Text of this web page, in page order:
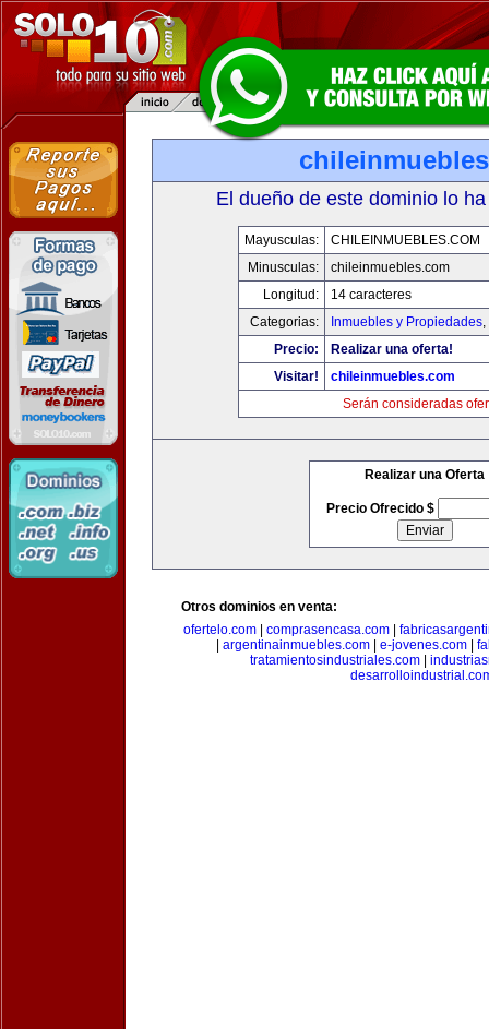
El dueño de este dominio lo
Mayusculas:
CHILEINMUEBLES.COM
Minusculas:
chileinmuebles.com
Longitud:
14 caracteres
Categorias:
Inmuebles y Propiedades,
Precio:
Realizar una oferta!
Visitar!
chileinmuebles.com
Serán consideradas
Realizar una Oferta
Precio Ofrecido $
Otros dominios en venta:
ofertelo.com| comprasencasa.com|
argentinainmuebles.com| e-jovenes.com|
tratamientosindustriales.com